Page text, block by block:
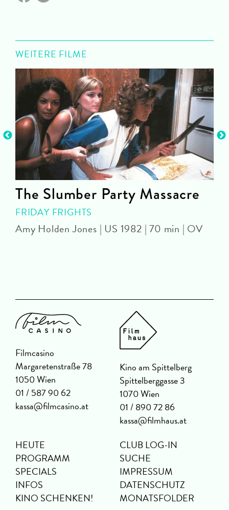
WEITERE FILME
The Slumber Party Massacre
FRIDAY FRIGHTS
Amy Holden Jones | US 1982 | 70 min | OV
Filmcasino
Margaretenstraße 78
1050 Wien
01 / 587 90 62
kassa@filmcasino.at
Kino am Spittelberg
Spittelberggasse 3
1070 Wien
01 / 890 72 86
kassa@filmhaus.at
HEUTE
PROGRAMM
SPECIALS
INFOS
KINO SCHENKEN!
CLUB LOG-IN
SUCHE
IMPRESSUM
DATENSCHUTZ
MONATSFOLDER